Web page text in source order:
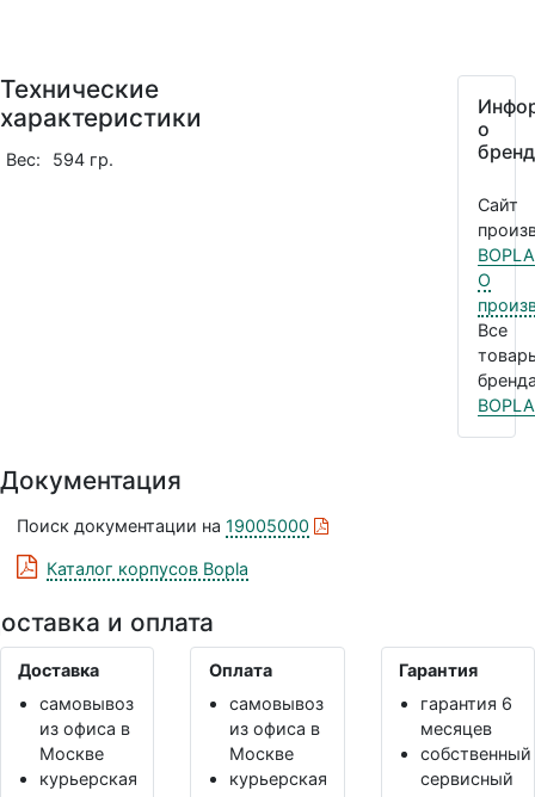
Технические
характеристики
Вес: 594 гр.
о
Сайт
BOPLA
О
Все
BOPLA
Документация
Поиск документации на19005000
Каталог корпусов Bopla
и оплата
Доставка
самовывоз
из офиса в
Москве
курьерская
Оплата
самовывоз
из офиса в
Москве
курьерская
Гарантия
гарантия 6
месяцев
собственный
сервисный